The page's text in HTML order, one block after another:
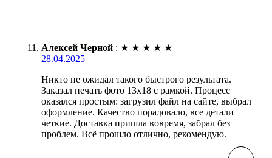
Алексей Черной : ★ ★ ★ ★ ★
28.04.2025
Никто не ожидал такого быстрого результата.
Заказал печать фото 13х18 с рамкой. Процесс
оказался простым: загрузил файл на сайте, выбрал
оформление. Качество порадовало, все детали
четкие. Доставка пришла вовремя, забрал без
проблем. Всё прошло отлично, рекомендую.